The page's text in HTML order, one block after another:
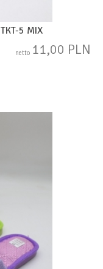
5 MIX
netto 11,00 PLN